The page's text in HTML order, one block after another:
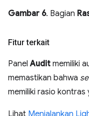
Gambar 6. Bagian
Fitur terkait
PanelAudit memiliki
memastikan bahwa
memiliki rasio kontras